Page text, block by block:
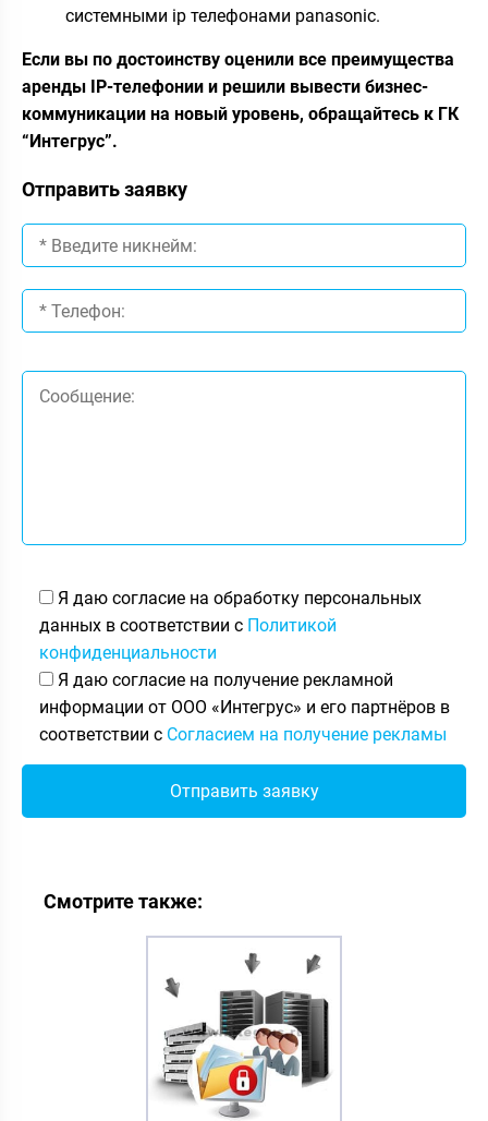
системными ip телефонами panasonic.
Если вы по достоинству оценили все преимущества
аренды IP-телефонии и решили вывести бизнес-
коммуникации на новый уровень, обращайтесь к ГК
“Интегрус”.
Отправить заявку
Я даю согласие на обработку персональных
данных в соответствии с Политикой
конфиденциальности
Я даю согласие на получение рекламной
информации от ООО «Интегрус» и его партнёров в
соответствии с Согласием на получение рекламы
Смотрите также: